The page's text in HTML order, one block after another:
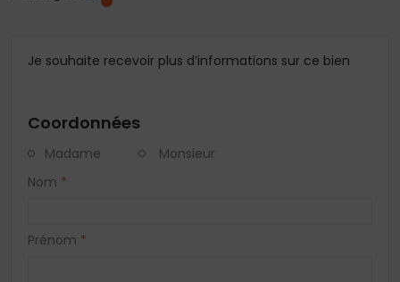
Je souhaite recevoir plus d’informations sur ce bien
Coordonnées
Madame
Monsieur
Nom *
Prénom *